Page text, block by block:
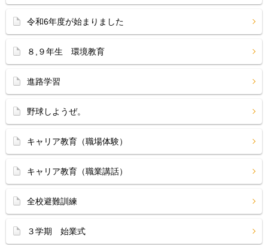
令和6年度が始まりました
８,９年生 環境教育
進路学習
野球しようぜ。
キャリア教育（職場体験）
キャリア教育（職業講話）
全校避難訓練
３学期 始業式